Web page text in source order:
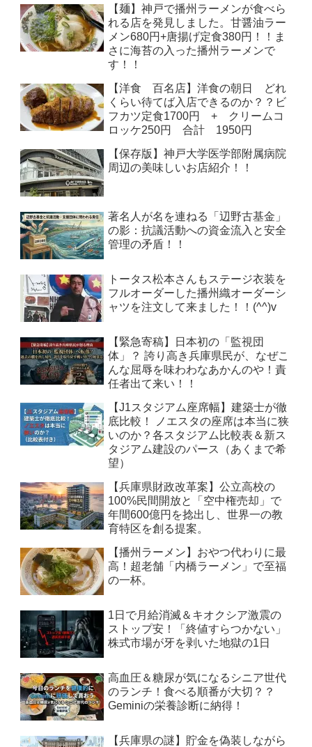
【麺】神戸で播州ラーメンが食べら
れる店を発見しました。甘醤油ラー
メン680円+唐揚げ定食380円！！ま
さに海苔の入った播州ラーメンで
す！！
【洋食 百名店】洋食の朝日 どれ
くらい待てば入店できるのか？？ビ
フカツ定食1700円 + クリームコ
ロッケ250円 合計 1950円
【保存版】神戸大学医学部附属病院
周辺の美味しいお店紹介！！
著名人が名を連ねる「辺野古基金」
の影：抗議活動への資金流入と安全
管理の矛盾！！
トータス松本さんもステージ衣装を
フルオーダーした播州織オーダーシ
ャツを注文して来ました！！(^^)v
【緊急寄稿】日本初の「監視団
体」？ 誇り高き兵庫県民が、なぜこ
んな屈辱を味わわなあかんのや！責
任者出て来い！！
【J1スタジアム座席幅】建築士が徹
底比較！ ノエスタの座席は本当に狭
いのか？各スタジアム比較表＆新ス
タジアム建設のパース（あくまで希
望）
【兵庫県財政改革案】公立高校の
100%民間開放と「空中権売却」で
年間600億円を捻出し、世界一の教
育特区を創る提案。
【播州ラーメン】おやつ代わりに最
高！超老舗「内橋ラーメン」で至福
の一杯。
1日で月給消滅＆キオクシア激震の
ストップ安！「終値すらつかない」
株式市場が牙を剥いた地獄の1日
高血圧＆糖尿が気になるシニア世代
のランチ！食べる順番が大切？？
Geminiの栄養診断に納得！
【兵庫県の謎】貯金を偽装しながら